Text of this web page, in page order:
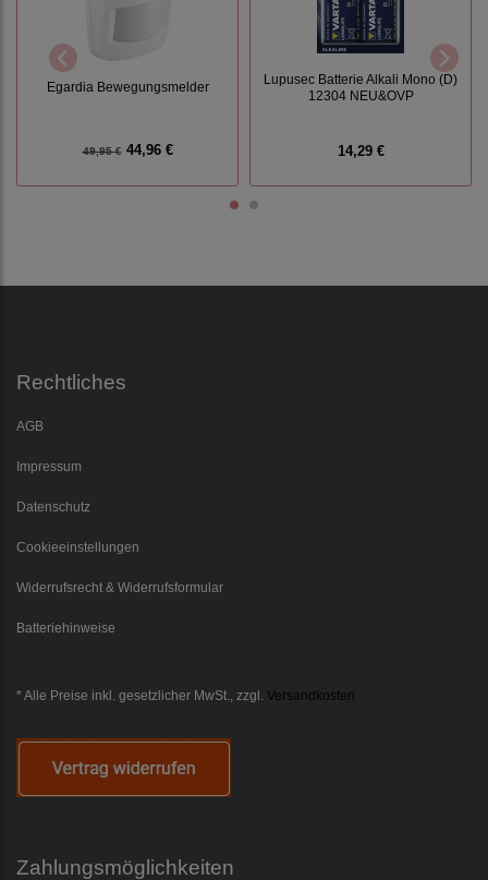
Egardia Bewegungsmelder
49,95 €44,96 €
Lupusec Batterie Alkali Mono (D)
12304 NEU&OVP
14,29 €
Rechtliches
AGB
Impressum
Datenschutz
Cookieeinstellungen
Widerrufsrecht & Widerrufsformular
Batteriehinweise
* Alle Preise inkl. gesetzlicher MwSt., zzgl. Versandkosten
Zahlungsmöglichkeiten